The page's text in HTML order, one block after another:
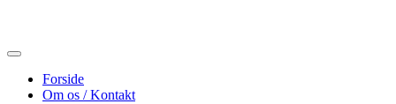
Forside
Om os / Kontakt